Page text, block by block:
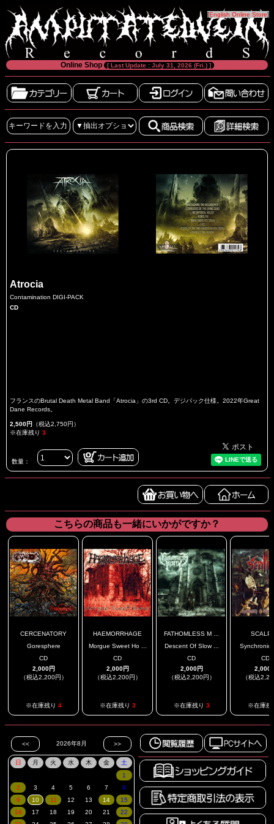
[English Online Store]
Online Shop [ Last Update : July 31, 2026 (Fri.) ]
Atrocia
Contamination DIGI-PACK
CD
フランスのBrutal Death Metal Band「Atrocia」の3rd CD。デジパック仕様。2022年Great
Dane Records。
2,500円 （税込2,750円）
※在庫残り 3
数量：
こちらの商品も一緒にいかがですか？
CERCENATORY
Goresphere
CD
2,000円
（税込2,200円）
※在庫残り 4
HAEMORRHAGE
Morgue Sweet Ho ...
CD
2,000円
（税込2,200円）
※在庫残り 3
FATHOMLESS M ...
Descent Of Slow ...
CD
2,000円
（税込2,200円）
※在庫残り 3
CD
2,000
（税込
※在庫残